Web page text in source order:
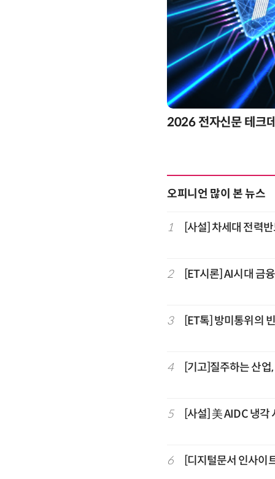
2026 전자신문 테크
오피니언 많이 본 뉴스
1 [사설] 차세대 전력
2 [ET시론] AI시대 금
3 [ET톡] 방미통위의
4 [기고]질주하는 산
5 [사설] 美 AIDC 냉각
6 [디지털문서 인사